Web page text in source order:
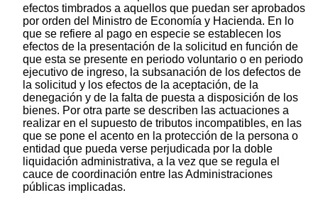
efectos timbrados a aquellos que puedan ser aprobados
por orden del Ministro de Economía y Hacienda. En lo
que se refiere al pago en especie se establecen los
efectos de la presentación de la solicitud en función de
que esta se presente en periodo voluntario o en periodo
ejecutivo de ingreso, la subsanación de los defectos de
la solicitud y los efectos de la aceptación, de la
denegación y de la falta de puesta a disposición de los
bienes. Por otra parte se describen las actuaciones a
realizar en el supuesto de tributos incompatibles, en las
que se pone el acento en la protección de la persona o
entidad que pueda verse perjudicada por la doble
liquidación administrativa, a la vez que se regula el
cauce de coordinación entre las Administraciones
públicas implicadas.